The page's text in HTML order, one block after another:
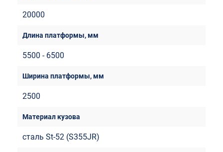
20000
5500 - 6500
2500
сталь St-52 (S355JR)